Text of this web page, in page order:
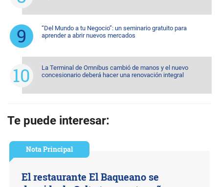
“Del Mundo a tu Negocio”: un seminario gratuito para
aprender a abrir nuevos mercados
La Terminal de Omnibus cambió de manos y el nuevo
concesionario deberá hacer una renovación integral
Te puede interesar:
Nota Principal
El restaurante El Baqueano se